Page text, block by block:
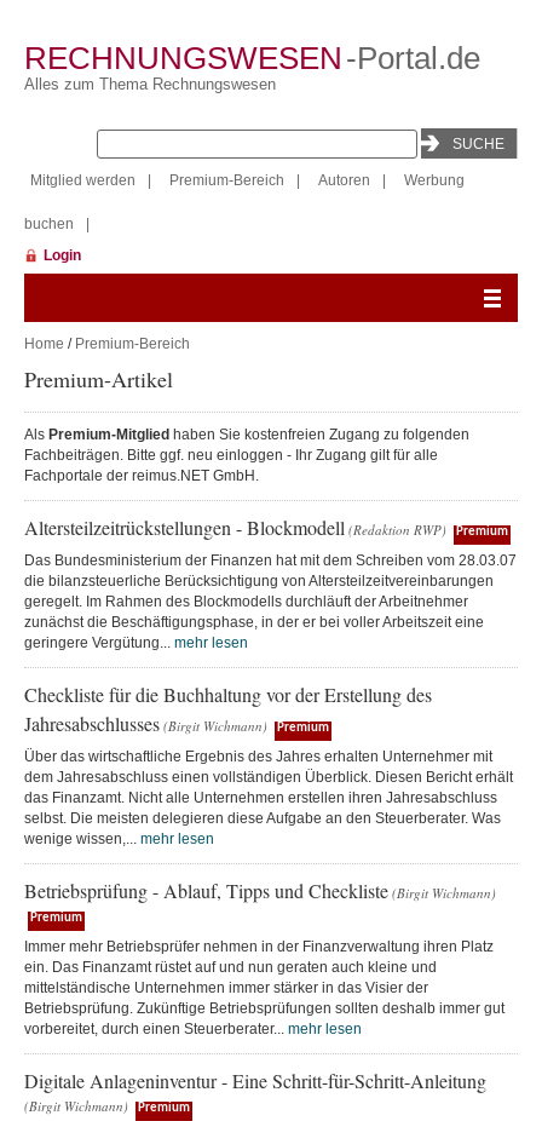
RECHNUNGSWESEN -Portal.de
Alles zum Thema Rechnungswesen
Mitglied werden Premium-Bereich Autoren Werbung
buchen
Login
Home / Premium-Bereich
Premium-Artikel
Als Premium-Mitglied haben Sie kostenfreien Zugang zu folgenden
Fachbeiträgen. Bitte ggf. neu einloggen - Ihr Zugang gilt für alle
Fachportale der reimus.NET GmbH.
Altersteilzeitrückstellungen - Blockmodell (Redaktion RWP) Premium
Das Bundesministerium der Finanzen hat mit dem Schreiben vom 28.03.07
die bilanzsteuerliche Berücksichtigung von Altersteilzeitvereinbarungen
geregelt. Im Rahmen des Blockmodells durchläuft der Arbeitnehmer
zunächst die Beschäftigungsphase, in der er bei voller Arbeitszeit eine
geringere Vergütung... mehr lesen
Checkliste für die Buchhaltung vor der Erstellung des
Jahresabschlusses (Birgit Wichmann) Premium
Über das wirtschaftliche Ergebnis des Jahres erhalten Unternehmer mit
dem Jahresabschluss einen vollständigen Überblick. Diesen Bericht erhält
das Finanzamt. Nicht alle Unternehmen erstellen ihren Jahresabschluss
selbst. Die meisten delegieren diese Aufgabe an den Steuerberater. Was
wenige wissen,... mehr lesen
Betriebsprüfung - Ablauf, Tipps und Checkliste (Birgit Wichmann)
Premium
Immer mehr Betriebsprüfer nehmen in der Finanzverwaltung ihren Platz
ein. Das Finanzamt rüstet auf und nun geraten auch kleine und
mittelständische Unternehmen immer stärker in das Visier der
Betriebsprüfung. Zukünftige Betriebsprüfungen sollten deshalb immer gut
vorbereitet, durch einen Steuerberater... mehr lesen
Digitale Anlageninventur - Eine Schritt-für-Schritt-Anleitung
(Birgit Wichmann) Premium